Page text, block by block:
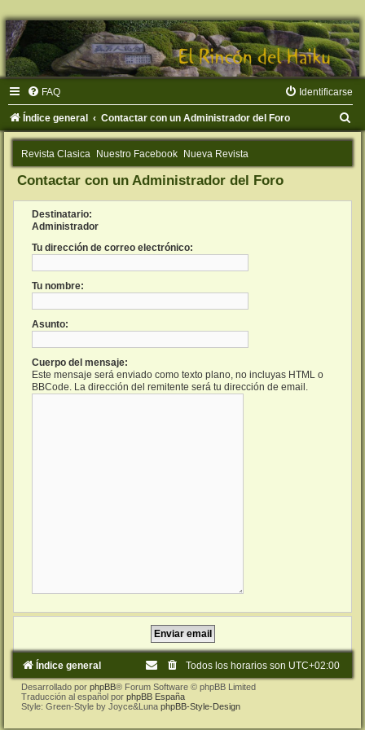
FAQ Identificarse
Índice general Contactar con un Administrador del Foro
u
Revista Clasica Nuestro Facebook Nueva Revista
Contactar con un Administrador del Foro
Destinatario:
Administrador
Tu dirección de correo electrónico:
Tu nombre:
Asunto:
Cuerpo del mensaje:
Este mensaje será enviado como texto plano, no incluyas HTML o
BBCode. La dirección del remitente será tu dirección de email.
Índice general Todos los horarios son UTC+02:00
Desarrollado por phpBB® Forum Software © phpBB Limited
Traducción al español por phpBB España
Style: Green-Style by Joyce&Luna phpBB-Style-Design